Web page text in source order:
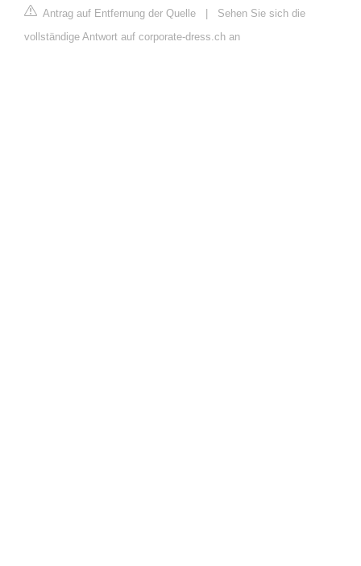
Antrag auf Entfernung der Quelle | Sehen Sie sich die
vollständige Antwort auf corporate-dress.ch an